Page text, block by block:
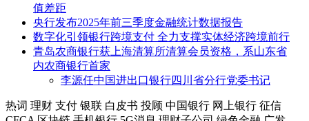
值差距
央行发布2025年前三季度金融统计数据报告
数字化引领银行跨境支付 全力支撑实体经济跨境前行
青岛农商银行获上海清算所清算会员资格，系山东省
内农商银行首家
李源任中国进出口银行四川省分行党委书记
热词 理财 支付 银联 白皮书 投顾 中国银行 网上银行 征信